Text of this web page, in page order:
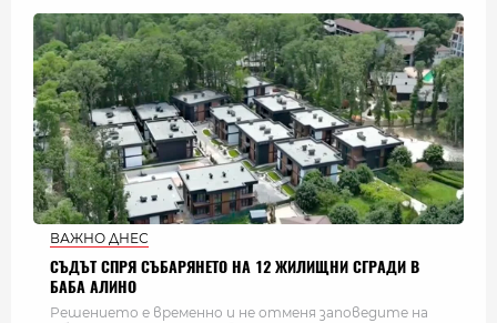
ВАЖНО ДНЕС
СЪДЪТ СПРЯ СЪБАРЯНЕТО НА 12 ЖИЛИЩНИ СГРАДИ В
БАБА АЛИНО
Решението е временно и не отменя заповедите на